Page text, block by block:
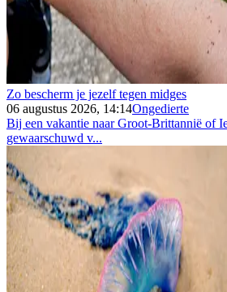
Zo bescherm je jezelf tegen midges
06 augustus 2026, 14:14Ongedierte
Bij een vakantie naar Groot-Brittannië of
gewaarschuwd v...